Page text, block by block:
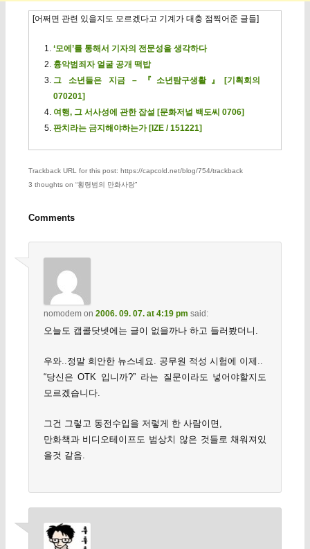
[어쩌면 관련 있을지도 모르겠다고 기계가 대충 점찍어준 글들]
‘모에’를 통해서 기자의 전문성을 생각하다
흉악범죄자 얼굴 공개 떡밥
그 소년들은 지금 – 『소년탐구생활』[기획회의
070201]
여행, 그 서사성에 관한 잡설 [문화저널 백도씨 0706]
판치라는 금지해야하는가 [IZE / 151221]
Trackback URL for this post: https://capcold.net/blog/754/trackback
3 thoughts on “횡령범의 만화사랑”
Comments
nomodemon 2006. 09. 07. at 4:19 pm said:
오늘도 캡콜닷넷에는 글이 없을까나 하고 들러봤더니.
우와..정말 희안한 뉴스네요. 공무원 적성 시험에 이제..
“당신은 OTK 입니까?” 라는 질문이라도 넣어야할지도
모르겠습니다.
그건 그렇고 동전수입을 저렇게 한 사람이면,
만화책과 비디오테이프도 범상치 않은 것들로 채워져있
을것 같음.